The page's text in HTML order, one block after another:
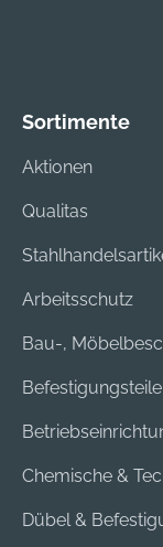
Sortimente
Aktionen
Qualitas
Arbeitsschutz
Bau-,
Befestigungsteile
Chemische &
Dübel &